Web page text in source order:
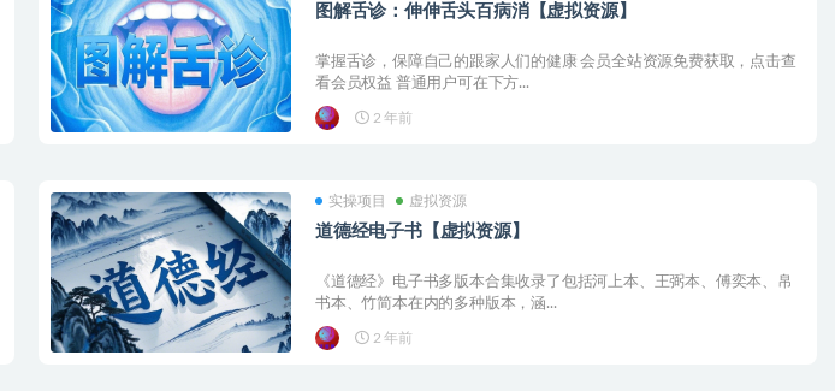
图解舌诊：伸伸舌头百病消【虚拟资源】
掌握舌诊，保障自己的跟家人们的健康 会员全站资源免费获取，点击查
看会员权益 普通用户可在下方...
2 年前
实操项目 虚拟资源
道德经电子书【虚拟资源】
《道德经》电子书多版本合集收录了包括河上本、王弼本、傅奕本、帛
书本、竹简本在内的多种版本，涵...
2 年前